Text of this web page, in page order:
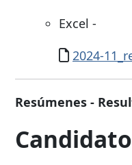
Excel -
Documento
2024-
Resúmenes -